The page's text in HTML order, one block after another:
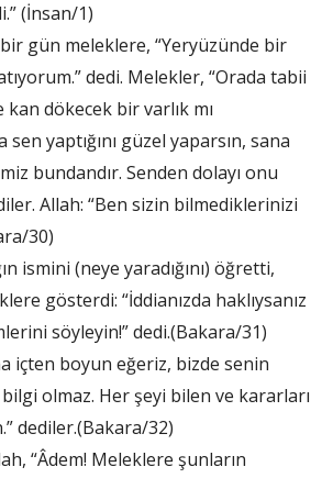
(İnsan/1)
gün meleklere, “Yeryüzünde bir
dedi. Melekler, “Orada tabii
dökecek bir varlık mı
sen yaptığını güzel yaparsın, sana
bundandır. Senden dolayı onu
Allah: “Ben sizin bilmediklerinizi
30)
ismini (neye yaradığını) öğretti,
gösterdi: “İddianızda haklıysanız
söyleyin!” dedi.(Bakara/31)
içten boyun eğeriz, bizde senin
olmaz. Her şeyi bilen ve kararları
dediler.(Bakara/32)
“Âdem! Meleklere şunların